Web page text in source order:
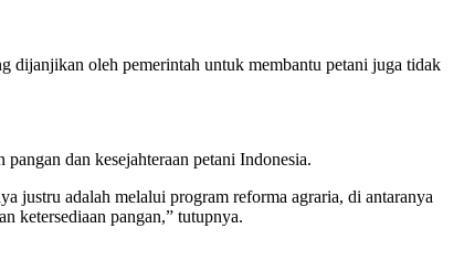
dijanjikan oleh pemerintah untuk membantu petani juga tidak
dan kesejahteraan petani Indonesia.
justru adalah melalui program reforma agraria, di antaranya
ketersediaan pangan,” tutupnya.